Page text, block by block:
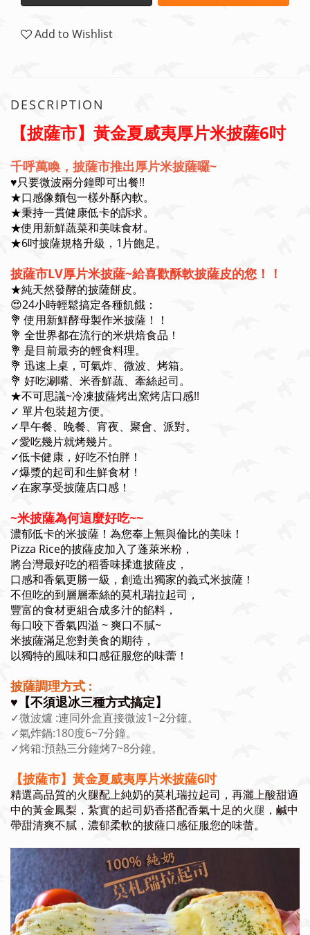
Add to Wishlist
DESCRIPTION
【披薩市】黃金夏威夷厚片米披薩6吋
千呼萬喚，披薩市推出厚片米披薩囉~
♥️只要微波兩分鐘即可出餐!!
★口感像麵包一樣外酥內軟。
★秉持一貫健康低卡的訴求。
★使用新鮮蔬菜和美味食材。
★6吋披薩規格升級，1片飽足。
披薩市LV厚片米披薩~給喜歡酥軟披薩皮的您！！
★純天然發酵的披薩餅皮。
😍24小時輕鬆搞定各種飢餓：
💐 使用新鮮酵母製作米披薩！！
💐 全世界都在流行的米烘焙食品！
💐 是目前最夯的輕食料理。
💐 迅速上桌，可氣炸、微波、烤箱。
💐 好吃涮嘴、米香鮮蔬、牽絲起司。
★不可思議~冷凍披薩烤出窯烤店口感!!
✓ 單片包裝超方便。
✓早午餐、晚餐、宵夜、聚會、派對。
✓愛吃幾片就烤幾片。
✓低卡健康，好吃不怕胖！
✓爆漿的起司和生鮮食材！
✓在家享受披薩店口感！
~米披薩為何這麼好吃~~
濃郁低卡的米披薩！為您奉上無與倫比的美味！
Pizza Rice的披薩皮加入了蓬萊米粉，
將台灣最好吃的稻香味揉進披薩皮，
口感和香氣更勝一級，創造出獨家的義式米披薩！
不但吃的到層層牽絲的莫札瑞拉起司，
豐富的食材更組合成多汁的餡料，
每口咬下香氣四溢 ~ 爽口不膩~
米披薩滿足您對美食的期待，
以獨特的風味和口感征服您的味蕾！
披薩調理方式 :
♥️【不須退冰三種方式搞定】
✓微波爐 :連同外盒直接微波1~2分鐘。
✓氣炸鍋:180度6~7分鐘。
✓烤箱:預熱三分鐘烤7~8分鐘。
【披薩市】黃金夏威夷厚片米披薩6吋
精選高品質的火腿配上純奶的莫札瑞拉起司，再灑上酸甜適
中的黃金鳳梨，紮實的起司奶香搭配香氣十足的火腿 ，鹹中
帶甜清爽不膩，濃郁柔軟的披薩口感征服您的味蕾。